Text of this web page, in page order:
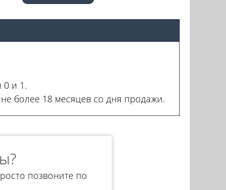
0 и 1.
более 18 месяцев со дня продажи.
позвоните по